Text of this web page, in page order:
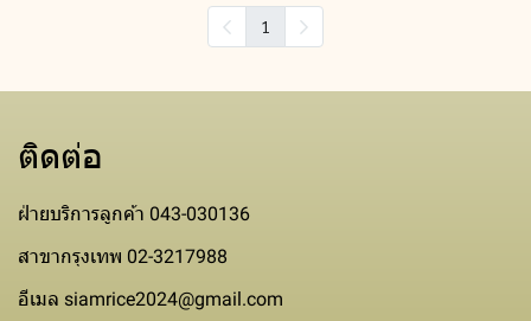
1
ติดต่อ
ฝ่ายบริการลูกค้า 043-030136
สาขากรุงเทพ 02-3217988
อีเมล siamrice2024@gmail.com